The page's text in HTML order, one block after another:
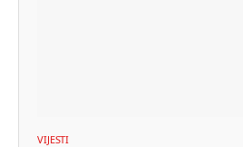
VIJESTI